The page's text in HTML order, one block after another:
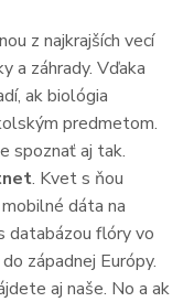
z najkrajších vecí
a záhrady. Vďaka
ak biológia
predmetom.
spoznať aj tak.
. Kvet s ňou
dáta na
databázou flóry vo
západnej Európy.
aj naše. No a ak